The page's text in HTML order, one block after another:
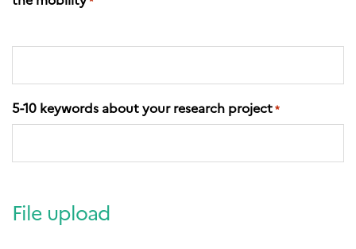
5-10 keywords about your research project*
File upload